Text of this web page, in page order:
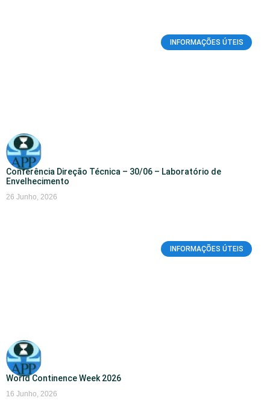
INFORMAÇÕES ÚTEIS
Conferência Direção Técnica – 30/06 – Laboratório de
Envelhecimento
26 Junho, 2026
INFORMAÇÕES ÚTEIS
World Continence Week 2026
16 Junho, 2026